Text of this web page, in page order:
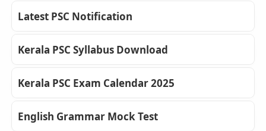
Latest PSC Notification
Kerala PSC Syllabus Download
Kerala PSC Exam Calendar 2025
English Grammar Mock Test